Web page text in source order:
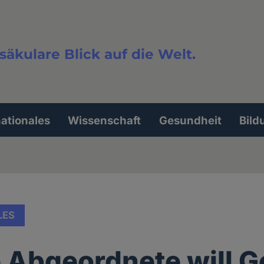
Blick auf die Welt.
Wissenschaft Gesundheit